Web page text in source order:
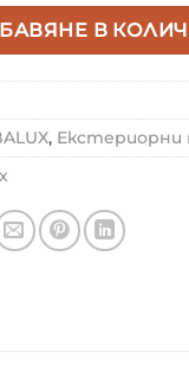
В
, Екстериорни